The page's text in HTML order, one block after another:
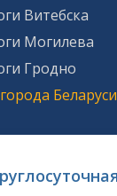
Витебска
Могилева
Гродно
Беларуси